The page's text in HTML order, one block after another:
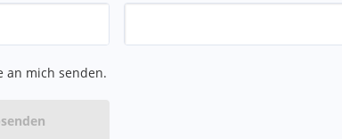
an mich senden.